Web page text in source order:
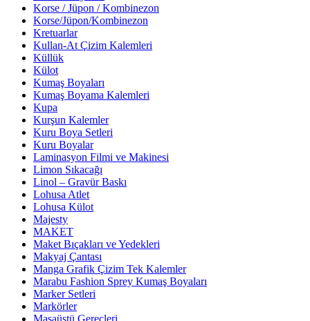
Korse / Jüpon / Kombinezon
Korse/Jüpon/Kombinezon
Kretuarlar
Kullan-At Çizim Kalemleri
Küllük
Külot
Kumaş Boyaları
Kumaş Boyama Kalemleri
Kupa
Kurşun Kalemler
Kuru Boya Setleri
Kuru Boyalar
Laminasyon Filmi ve Makinesi
Limon Sıkacağı
Linol – Gravür Baskı
Lohusa Atlet
Lohusa Külot
Majesty
MAKET
Maket Bıçakları ve Yedekleri
Makyaj Çantası
Manga Grafik Çizim Tek Kalemler
Marabu Fashion Sprey Kumaş Boyaları
Marker Setleri
Markörler